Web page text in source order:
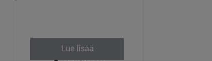
Lue lisää